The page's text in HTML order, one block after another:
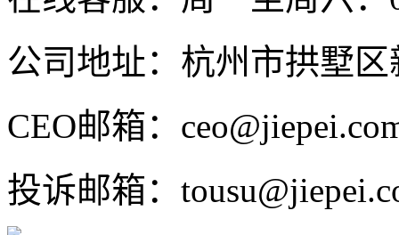
公司地址：杭州市拱墅
CEO邮箱：
投诉邮箱：